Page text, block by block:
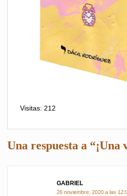
Visitas: 212
Una respuesta a
GABRIEL
26 noviembre, 2020 a las